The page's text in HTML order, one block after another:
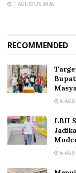
1 AGUSTUS 2026
RECOMMENDED
6
LBH
6